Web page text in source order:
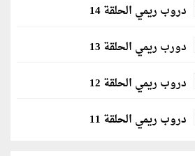
دروب ريمي الحلقة 14
دورب ريمي الحلقة 13
دروب ريمي الحلقة 12
دروب ريمي الحلقة 11